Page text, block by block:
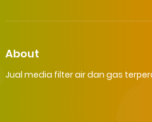
About
Jual media filter air dan gas